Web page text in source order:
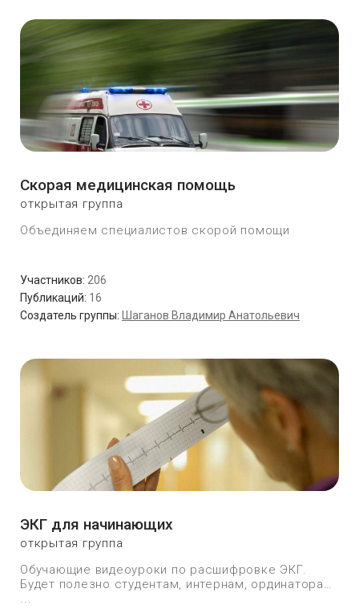
Скорая медицинская помощь
открытая группа
Объединяем специалистов скорой помощи
Участников: 206
Публикаций: 16
Создатель группы:
Шаганов Владимир Анатольевич
ЭКГ для начинающих
открытая группа
Обучающие видеоуроки по расшифровке ЭКГ.
Будет полезно студентам, интернам, ординаторам
...